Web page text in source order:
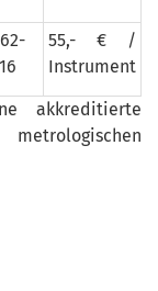
55,- € /
Instrument
akkreditierte